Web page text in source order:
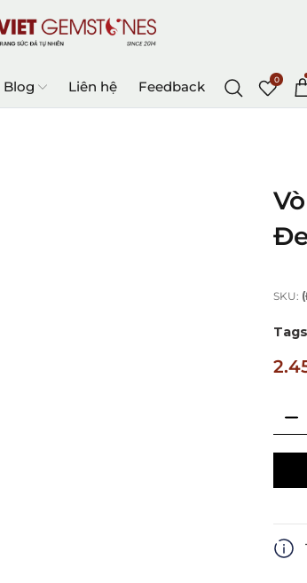
Blog Liên hệ Feedback 0
SKU: